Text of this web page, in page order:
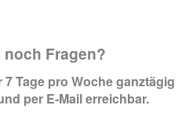
noch Fragen?
Tage pro Woche ganztägig
per E-Mail erreichbar.